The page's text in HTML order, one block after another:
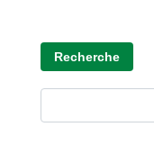
Recherche